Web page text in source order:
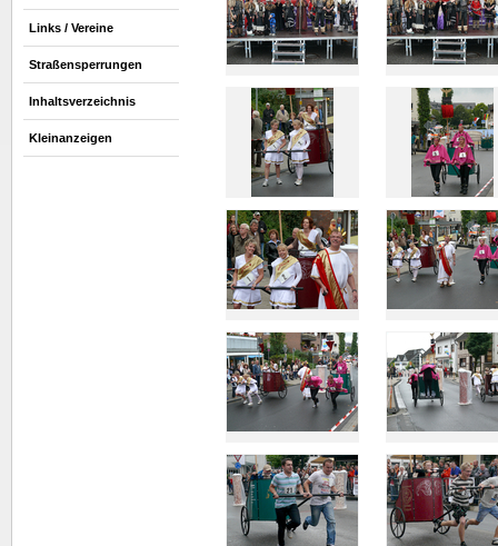
Links / Vereine
Straßensperrungen
Inhaltsverzeichnis
Kleinanzeigen